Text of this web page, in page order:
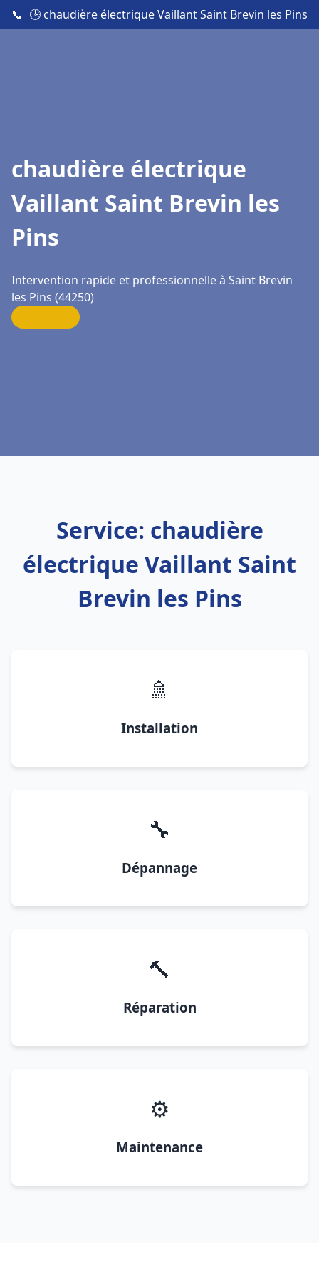
📞 🕒 chaudière électrique Vaillant Saint Brevin les Pins
chaudière électrique
Vaillant Saint Brevin les
Pins
Intervention rapide et professionnelle à Saint Brevin
les Pins (44250)
Service: chaudière
électrique Vaillant Saint
Brevin les Pins
🚿
Installation
🔧
Dépannage
🔨
Réparation
⚙️
Maintenance